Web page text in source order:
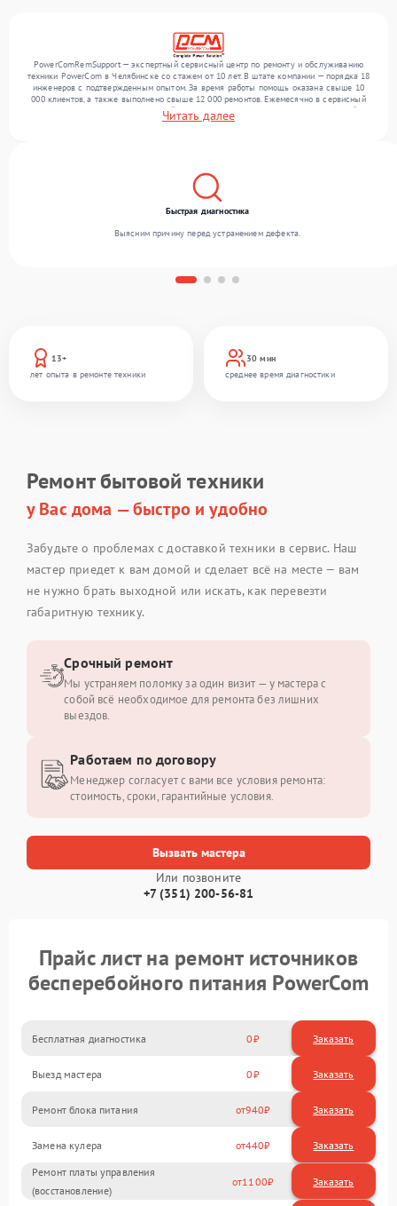
PowerComRemSupport — экспертный сервисный центр по ремонту и обслуживанию
техники PowerCom в Челябинске со стажем от 10 лет. В штате компании — порядка 18
инженеров с подтвержденным опытом. За время работы помощь оказана свыше 10
000 клиентов, а также выполнено свыше 12 000 ремонтов. Ежемесячно в сервисный
центр поступает более 300 устройств, включая , , . Мы беремся за задачи любой
сложности и предлагаем стабильный уровень сервиса благодаря отлаженным
Читать далее
13+
лет опыта в ремонте техники
30 мин
среднее время диагностики
Быстрая диагностика
Выясним причину перед устранением дефекта.
Ремонт бытовой техники
у Вас дома — быстро и удобно
Забудьте о проблемах с доставкой техники в сервис. Наш
мастер приедет к вам домой и сделает всё на месте — вам
не нужно брать выходной или искать, как перевезти
габаритную технику.
Вызвать мастера
Или позвоните
+7 (351) 200-56-81
Срочный ремонт
Мы устраняем поломку за один визит — у мастера с
собой всё необходимое для ремонта без лишних
выездов.
Работаем по договору
Менеджер согласует с вами все условия ремонта:
стоимость, сроки, гарантийные условия.
Прайс лист на ремонт источников
бесперебойного питания PowerCom
Бесплатная диагностика 0 Заказать
Выезд мастера 0 Заказать
Ремонт блока питания 940
Замена кулера 440
Ремонт платы управления
(восстановление)
1100